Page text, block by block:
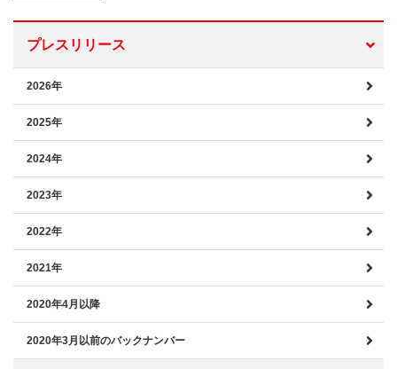
プレスリリース
2026年
2025年
2024年
2023年
2022年
2021年
2020年4月以降
2020年3月以前のバックナンバー